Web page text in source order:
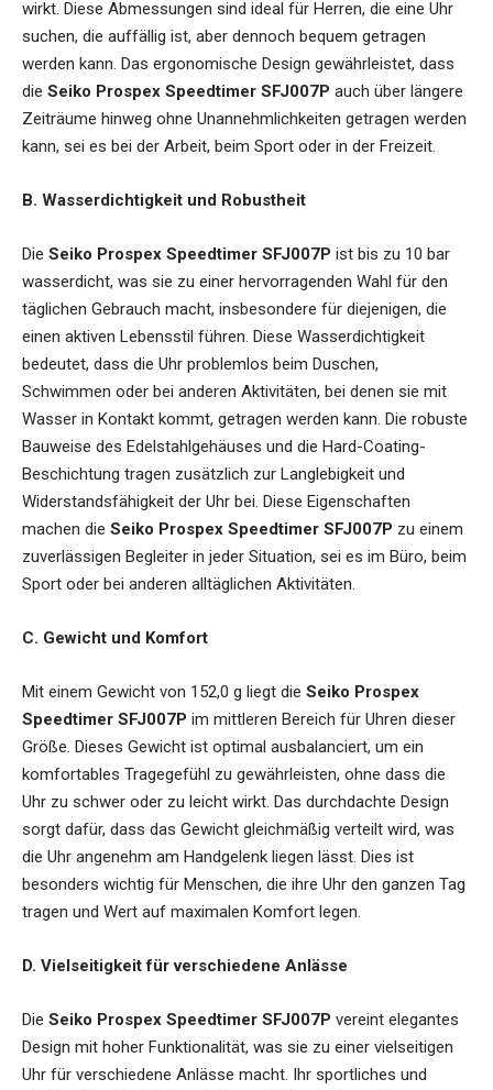
wirkt. Diese Abmessungen sind ideal für Herren, die eine Uhr
suchen, die auffällig ist, aber dennoch bequem getragen
werden kann. Das ergonomische Design gewährleistet, dass
die Seiko Prospex Speedtimer SFJ007P auch über längere
Zeiträume hinweg ohne Unannehmlichkeiten getragen werden
kann, sei es bei der Arbeit, beim Sport oder in der Freizeit.
B. Wasserdichtigkeit und Robustheit
Die Seiko Prospex Speedtimer SFJ007P ist bis zu 10 bar
wasserdicht, was sie zu einer hervorragenden Wahl für den
täglichen Gebrauch macht, insbesondere für diejenigen, die
einen aktiven Lebensstil führen. Diese Wasserdichtigkeit
bedeutet, dass die Uhr problemlos beim Duschen,
Schwimmen oder bei anderen Aktivitäten, bei denen sie mit
Wasser in Kontakt kommt, getragen werden kann. Die robuste
Bauweise des Edelstahlgehäuses und die Hard-Coating-
Beschichtung tragen zusätzlich zur Langlebigkeit und
Widerstandsfähigkeit der Uhr bei. Diese Eigenschaften
machen die Seiko Prospex Speedtimer SFJ007P zu einem
zuverlässigen Begleiter in jeder Situation, sei es im Büro, beim
Sport oder bei anderen alltäglichen Aktivitäten.
C. Gewicht und Komfort
Mit einem Gewicht von 152,0 g liegt die Seiko Prospex
Speedtimer SFJ007P im mittleren Bereich für Uhren dieser
Größe. Dieses Gewicht ist optimal ausbalanciert, um ein
komfortables Tragegefühl zu gewährleisten, ohne dass die
Uhr zu schwer oder zu leicht wirkt. Das durchdachte Design
sorgt dafür, dass das Gewicht gleichmäßig verteilt wird, was
die Uhr angenehm am Handgelenk liegen lässt. Dies ist
besonders wichtig für Menschen, die ihre Uhr den ganzen Tag
tragen und Wert auf maximalen Komfort legen.
D. Vielseitigkeit für verschiedene Anlässe
Die Seiko Prospex Speedtimer SFJ007P vereint elegantes
Design mit hoher Funktionalität, was sie zu einer vielseitigen
Uhr für verschiedene Anlässe macht. Ihr sportliches und